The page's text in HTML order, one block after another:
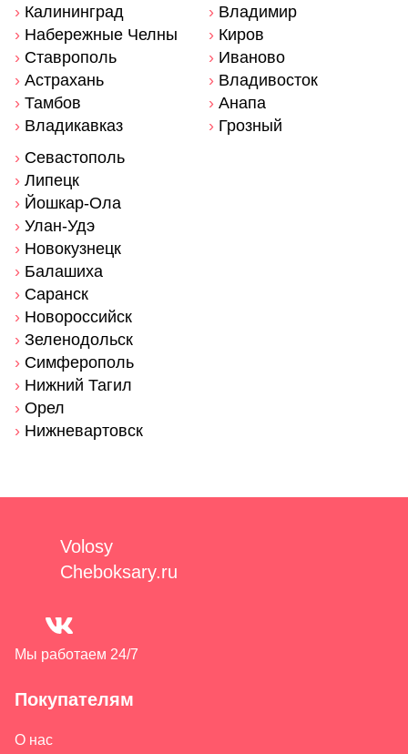
› Калининград
› Набережные Челны
› Ставрополь
› Астрахань
› Тамбов
› Владикавказ
› Владимир
› Киров
› Иваново
› Владивосток
› Анапа
› Грозный
› Севастополь
› Липецк
› Йошкар-Ола
› Улан-Удэ
› Новокузнецк
› Балашиха
› Саранск
› Новороссийск
› Зеленодольск
› Симферополь
› Нижний Тагил
› Орел
› Нижневартовск
Volosy
Cheboksary.ru
Мы работаем 24/7
Покупателям
О нас